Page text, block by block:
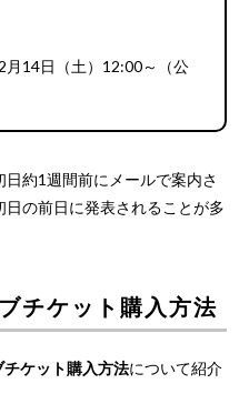
14日（土）12:00～（公
約1週間前にメールで案内さ
の前日に発表されることが多
チケット購入方法
ケット購入方法について紹介